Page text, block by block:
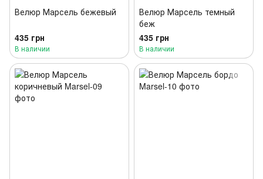
Велюр Марсель бежевый
435 грн
В наличии
Велюр Марсель темный
беж
435 грн
В наличии